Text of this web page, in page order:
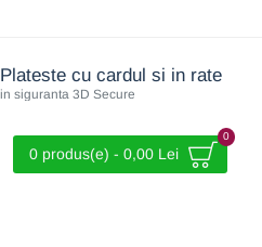
Plateste cu cardul si in rate
in siguranta 3D Secure
0 produs(e) - 0,00 Lei
0